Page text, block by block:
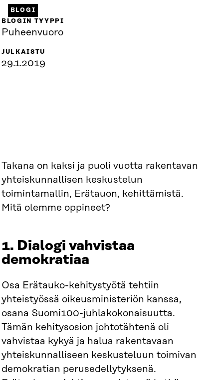
BLOGI
BLOGIN TYYPPI
Puheenvuoro
JULKAISTU
29.1.2019
Takana on kaksi ja puoli vuotta rakentavan
yhteiskunnallisen keskustelun
toimintamallin, Erätauon, kehittämistä.
Mitä olemme oppineet?
1. Dialogi vahvistaa
demokratiaa
Osa Erätauko-kehitystyötä tehtiin
yhteistyössä oikeusministeriön kanssa,
osana Suomi100-juhlakokonaisuutta.
Tämän kehitysosion johtotähtenä oli
vahvistaa kykyä ja halua rakentavaan
yhteiskunnalliseen keskusteluun toimivan
demokratian perusedellytyksenä.